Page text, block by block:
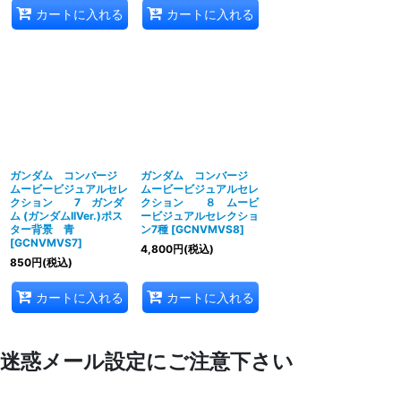
カートに入れる カートに入れる
ガンダム コンバージ
ムービービジュアルセレ
クション 7 ガンダ
ム (ガンダムIIVer.)ポス
ター背景 青
[GCNVMVS7]
850円(税込)
カートに入れる
ガンダム コンバージ
ムービービジュアルセレ
クション ８ ムービ
ービジュアルセレクショ
ン7種 [GCNVMVS8]
4,800円(税込)
カートに入れる
迷惑メール設定にご注意下さい